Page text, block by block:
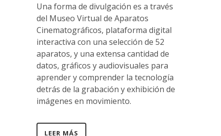
Una forma de divulgación es a través
del Museo Virtual de Aparatos
Cinematográficos, plataforma digital
interactiva con una selección de 52
aparatos, y una extensa cantidad de
datos, gráficos y audiovisuales para
aprender y comprender la tecnología
detrás de la grabación y exhibición de
imágenes en movimiento.
LEER MÁS